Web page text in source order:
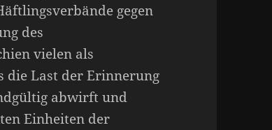
gegen
des
vielen als
die Last der Erinnerung
abwirft und
Einheiten der